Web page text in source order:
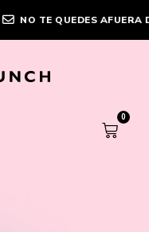
QUEDES AFUERA DE LA
0